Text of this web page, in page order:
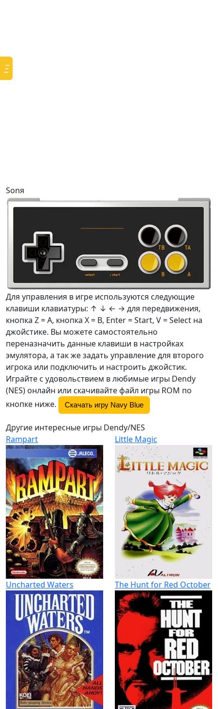
Ξ
Sonя
Для управления в игре используются следующие
клавиши клавиатуры: ↑ ↓ ← → для передвижения,
кнопка Z =A, кнопка X = B, Enter = Start, V = Select на
джойстике. Вы можете самостоятельно
переназначить данные клавиши в настройках
эмулятора, а так же задать управление для второго
игрока или подключить и настроить джойстик.
Играйте с удовольствием в любимые игры Dendy
(NES) онлайн или скачивайте файл игры ROM по
кнопке ниже.
Скачать игру Navy Blue
Другие интересные игры Dendy/NES
Rampart
Little Magic
Uncharted Waters The Hunt for Red October